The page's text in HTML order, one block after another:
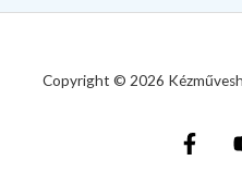
Copyright © 2026